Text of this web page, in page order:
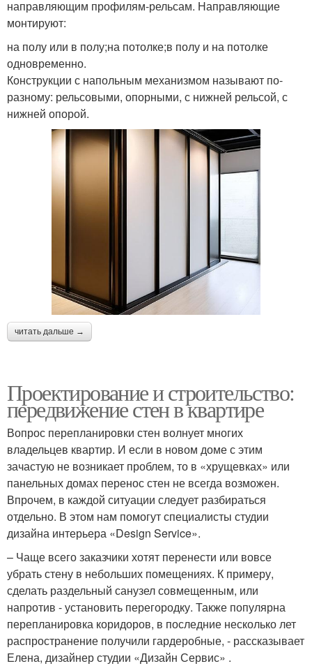
направляющим профилям-рельсам. Направляющие
монтируют:
на полу или в полу;на потолке;в полу и на потолке
одновременно.
Конструкции с напольным механизмом называют по-
разному: рельсовыми, опорными, с нижней рельсой, с
нижней опорой.
читать дальше →
Проектирование и строительство:
передвижение стен в квартире
Вопрос перепланировки стен волнует многих
владельцев квартир. И если в новом доме с этим
зачастую не возникает проблем, то в «хрущевках» или
панельных домах перенос стен не всегда возможен.
Впрочем, в каждой ситуации следует разбираться
отдельно. В этом нам помогут специалисты студии
дизайна интерьера «Design Service».
– Чаще всего заказчики хотят перенести или вовсе
убрать стену в небольших помещениях. К примеру,
сделать раздельный санузел совмещенным, или
напротив - установить перегородку. Также популярна
перепланировка коридоров, в последние несколько лет
распространение получили гардеробные, - рассказывает
Елена, дизайнер студии «Дизайн Сервис» .